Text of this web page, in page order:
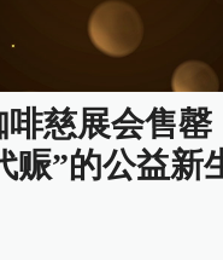
啡慈展会售罄
赈”的公益新